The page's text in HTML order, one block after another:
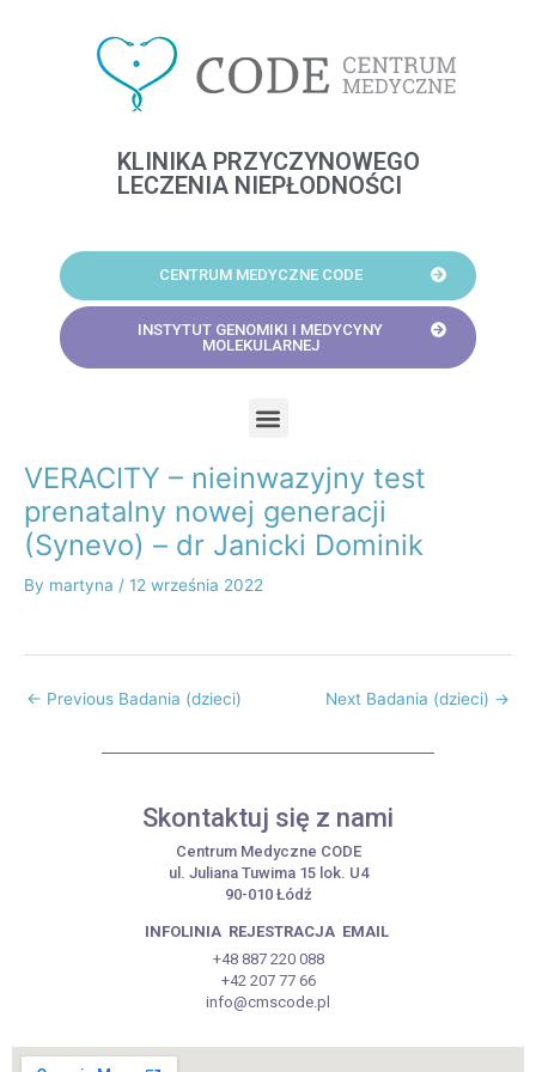
KLINIKA PRZYCZYNOWEGO
LECZENIA NIEPŁODNOŚCI
CENTRUM MEDYCZNE CODE
INSTYTUT GENOMIKI I MEDYCYNY
MOLEKULARNEJ
VERACITY – nieinwazyjny test
prenatalny nowej generacji
(Synevo) – dr Janicki Dominik
By martyna / 12 września 2022
Post
← Previous Badania (dzieci) Next Badania (dzieci) →
Skontaktuj się z nami
Centrum Medyczne CODE
ul. Juliana Tuwima 15 lok. U4
90-010 Łódź
INFOLINIA REJESTRACJA EMAIL
+48 887 220 088
+42 207 77 66
info@cmscode.pl